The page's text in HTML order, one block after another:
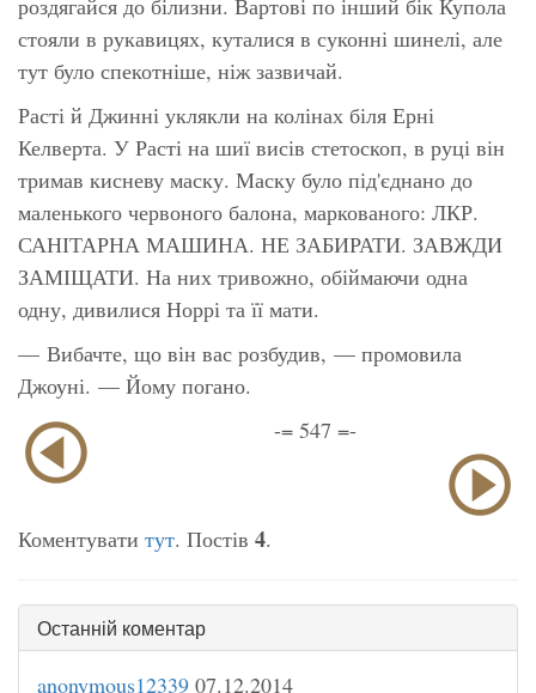
стояли в рукавицях, куталися в суконні шинелі, але
тут було спекотніше, ніж зазвичай.
Расті й Джинні уклякли на колінах біля Ерні
Келверта. У Расті на шиї висів стетоскоп, в руці він
тримав кисневу маску. Маску було під'єднано до
маленького червоного балона, маркованого: ЛКР.
САНІТАРНА МАШИНА. НЕ ЗАБИРАТИ. ЗАВЖДИ
ЗАМІЩАТИ. На них тривожно, обіймаючи одна
одну, дивилися Норрі та її мати.
— Вибачте, що він вас розбудив, — промовила
Джоуні. — Йому погано.
-= 547 =-
Коментувати тут. Постів 4.
Останній коментар
anonymous12339 07.12.2014